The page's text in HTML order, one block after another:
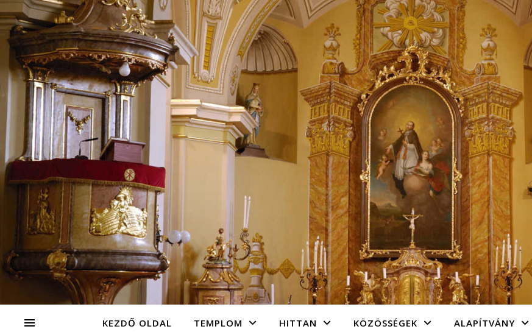
KEZDŐ OLDAL TEMPLOM HITTAN KÖZÖSSÉGEK ALAPÍTVÁNY